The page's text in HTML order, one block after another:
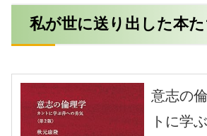
私が世に送り出した本た
意志の
トに学